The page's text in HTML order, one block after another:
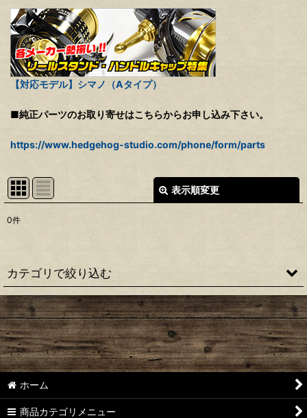
【対応モデル】シマノ（Aタイプ）
■純正パーツのお取り寄せはこちらからお申し込み下さい。
https://www.hedgehog-studio.com/phone/form/parts
表示順変更
並び順
絞り込む
0件
カテゴリで絞り込む
【シマノ】22ステラ［STELLA］対応 カスタムパーツ
【シマノ】18-19ステラ［STELLA］対応 カスタムパーツ
【シマノ】14ステラ［STELLA］対応 カスタムパーツ
【シマノ】10ステラ［STELLA］対応 カスタムパーツ
ホーム
商品カテゴリメニュー